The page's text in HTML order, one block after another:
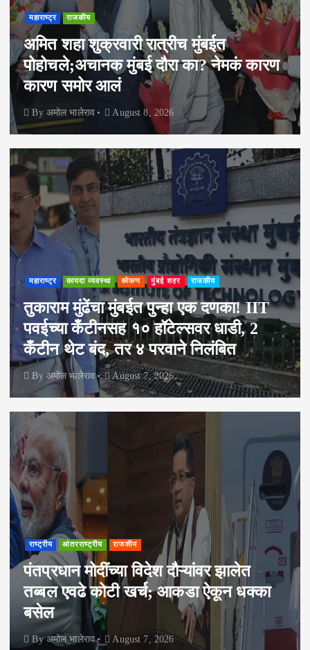
महाराष्ट्र राजकीय
अमित शहा शुक्रवारी रात्रीच मुंबईत
पोहोचले;अचानक मुंबई दौरा का? नेमकं कारण
कारण समोर आलं
By अमोल भालेराव August 8, 2026
महाराष्ट्र कायदा व्यवस्था कोकण मुंबई शहर राजकीय
तुकाराम मुंढेंचा मुंबईत पुन्हा एक दणका! IIT
पवईच्या कँटीनसह १० हॉटेल्सवर धाडी, 2
कँटीन थेट बंद, तर ४ परवाने निलंबित
By अमोल भालेराव August 7, 2026
राष्ट्रीय आंतरराष्ट्रीय राजकीय
पंतप्रधान मोदींच्या विदेश दौऱ्यांवर झालेत
तब्बल एवढे कोटी खर्च; आकडा ऐकून धक्का
बसेल
Byअमोल भालेराव August 7, 2026